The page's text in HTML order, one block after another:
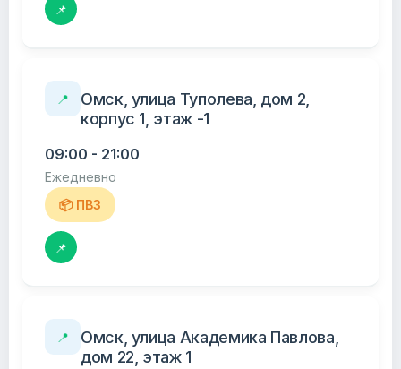
📌
📍
Омск, улица Туполева, дом 2,
корпус 1, этаж -1
09:00 - 21:00
Ежедневно
📦 ПВЗ
📌
📍
Омск, улица Академика Павлова,
дом 22, этаж 1